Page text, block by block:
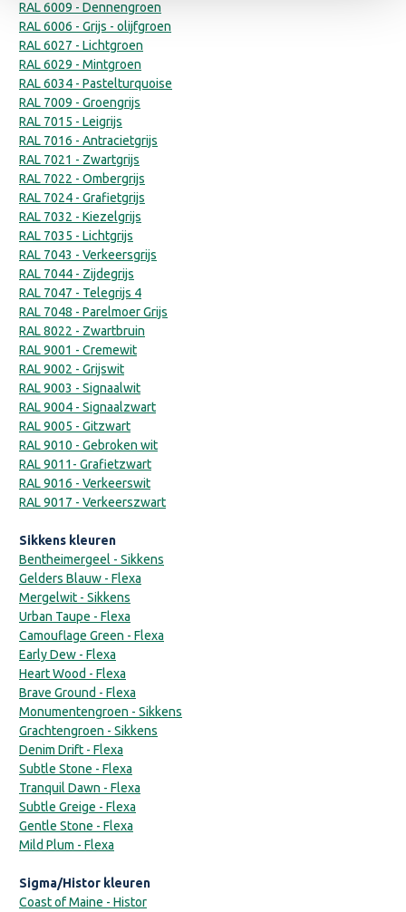
RAL 6009 - Dennengroen
RAL 6006 - Grijs - olijfgroen
RAL 6027 - Lichtgroen
RAL 6029 - Mintgroen
RAL 6034 - Pastelturquoise
RAL 7009 - Groengrijs
RAL 7015 - Leigrijs
RAL 7016 - Antracietgrijs
RAL 7021 - Zwartgrijs
RAL 7022 - Ombergrijs
RAL 7024 - Grafietgrijs
RAL 7032 - Kiezelgrijs
RAL 7035 - Lichtgrijs
RAL 7043 - Verkeersgrijs
RAL 7044 - Zijdegrijs
RAL 7047 - Telegrijs 4
RAL 7048 - Parelmoer Grijs
RAL 8022 - Zwartbruin
RAL 9001 - Cremewit
RAL 9002 - Grijswit
RAL 9003 - Signaalwit
RAL 9004 - Signaalzwart
RAL 9005 - Gitzwart
RAL 9010 - Gebroken wit
RAL 9011- Grafietzwart
RAL 9016 - Verkeerswit
RAL 9017 - Verkeerszwart
Sikkens kleuren
Bentheimergeel - Sikkens
Gelders Blauw - Flexa
Mergelwit - Sikkens
Urban Taupe - Flexa
Camouflage Green - Flexa
Early Dew - Flexa
Heart Wood - Flexa
Brave Ground - Flexa
Monumentengroen - Sikkens
Grachtengroen - Sikkens
Denim Drift - Flexa
Subtle Stone - Flexa
Tranquil Dawn - Flexa
Subtle Greige - Flexa
Gentle Stone - Flexa
Mild Plum - Flexa
Sigma/Histor kleuren
Coast of Maine - Histor